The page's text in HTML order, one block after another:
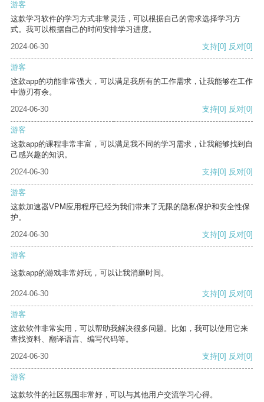
游客
这款学习软件的学习方式非常灵活，可以根据自己的需求选择学习方
式。我可以根据自己的时间安排学习进度。
2024-06-30
支持[0] 反对[0]
游客
这款app的功能非常强大，可以满足我所有的工作需求，让我能够在工作
中游刃有余。
2024-06-30
支持[0] 反对[0]
游客
这款app的课程非常丰富，可以满足我不同的学习需求，让我能够找到自
己感兴趣的知识。
2024-06-30
支持[0] 反对[0]
游客
这款加速器VPM应用程序已经为我们带来了无限的隐私保护和安全性保
护。
2024-06-30
支持[0] 反对[0]
游客
这款app的游戏非常好玩，可以让我消磨时间。
2024-06-30 支持[0] 反对[0]
游客
这款软件非常实用，可以帮助我解决很多问题。比如，我可以使用它来
查找资料、翻译语言、编写代码等。
2024-06-30
支持[0] 反对[0]
游客
这款软件的社区氛围非常好，可以与其他用户交流学习心得。